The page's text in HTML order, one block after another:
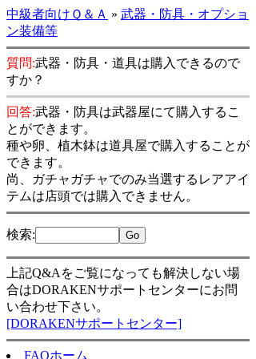
中級者向けＱ＆Ａ » 武器・防具・オプショ
ン装備等
質問:武器・防具・道具は購入できるので
すか？
回答:武器・防具は武器屋にて購入するこ
とができます。
種や卵、植木鉢は道具屋で購入することが
できます。
尚、ガチャガチャでのみ当選するレアアイ
テムは店頭では購入できません。
検索:
上記Q&Aをご覧になっても解決しない場
合はDORAKENサポートセンターにお問
い合わせ下さい。
[DORAKENサポートセンター]
FAQホーム